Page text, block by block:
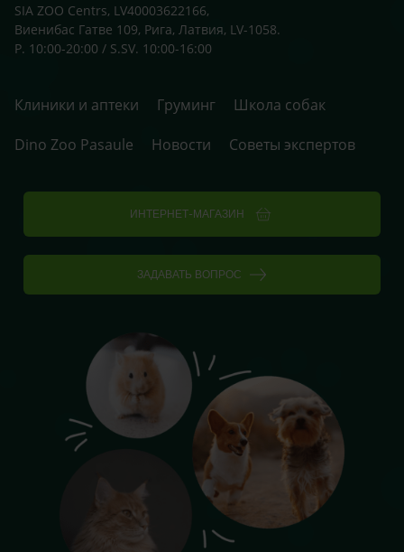
SIA ZOO Centrs, LV40003622166,
Виенибас Гатве 109, Рига, Латвия, LV-1058.
P. 10:00-20:00 / S.SV. 10:00-16:00
Клиники и аптеки Груминг
Школа собак
Dino Zoo Pasaule
Новости Советы экспертов
ИНТЕРНЕТ-МАГАЗИН
ЗАДАВАТЬ ВОПРОС